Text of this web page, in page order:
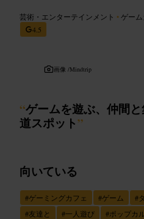
芸術・エンターテインメント •ゲーム
4.5
画像 /Mindtrip
“ゲームを遊ぶ、仲間
道スポット”
向いている
#ゲーミングカフェ #ゲーム #
#友達と #一人遊び #ポップカ